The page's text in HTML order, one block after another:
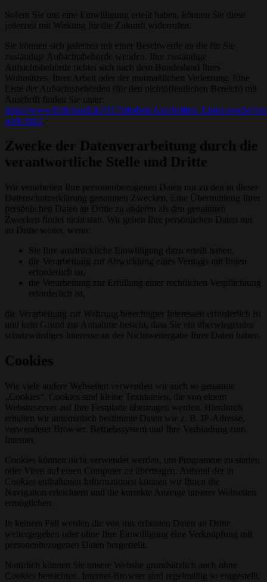
Sofern Sie uns eine Einwilligung erteilt haben, können Sie diese
jederzeit mit Wirkung für die Zukunft widerrufen.
Sie können sich jederzeit mit einer Beschwerde an die für Sie
zuständige Aufsichtsbehörde wenden. Ihre zuständige
Aufsichtsbehörde richtet sich nach dem Bundesland Ihres
Wohnsitzes, Ihrer Arbeit oder der mutmaßlichen Verletzung. Eine
Liste der Aufsichtsbehörden (für den nichtöffentlichen Bereich) mit
Anschrift finden Sie unter:
https://www.bfdi.bund.de/DE/Infothek/Anschriften_Links/
node.html
Zwecke der Datenverarbeitung durch die
verantwortliche Stelle und Dritte
Wir verarbeiten Ihre personenbezogenen Daten nur zu den in dieser
Datenschutzerklärung genannten Zwecken. Eine Übermittlung Ihrer
persönlichen Daten an Dritte zu anderen als den genannten
Zwecken findet nicht statt. Wir geben Ihre persönlichen Daten nur
an Dritte weiter, wenn:
Sie Ihre ausdrückliche Einwilligung dazu erteilt haben,
die Verarbeitung zur Abwicklung eines Vertrags mit Ihnen
erforderlich ist,
die Verarbeitung zur Erfüllung einer rechtlichen Verpflichtung
erforderlich ist,
die Verarbeitung zur Wahrung berechtigter Interessen erforderlich ist
und kein Grund zur Annahme besteht, dass Sie ein überwiegendes
schutzwürdiges Interesse an der Nichtweitergabe Ihrer Daten haben.
Cookies
Wie viele andere Webseiten verwenden wir auch so genannte
„Cookies“. Cookies sind kleine Textdateien, die von einem
Websiteserver auf Ihre Festplatte übertragen werden. Hierdurch
erhalten wir automatisch bestimmte Daten wie z. B. IP-Adresse,
verwendeter Browser, Betriebssystem und Ihre Verbindung zum
Internet.
Cookies können nicht verwendet werden, um Programme zu starten
oder Viren auf einen Computer zu übertragen. Anhand der in
Cookies enthaltenen Informationen können wir Ihnen die
Navigation erleichtern und die korrekte Anzeige unserer Webseiten
ermöglichen.
In keinem Fall werden die von uns erfassten Daten an Dritte
weitergegeben oder ohne Ihre Einwilligung eine Verknüpfung mit
personenbezogenen Daten hergestellt.
Natürlich können Sie unsere Website grundsätzlich auch ohne
Cookies betrachten. Internet-Browser sind regelmäßig so eingestellt,